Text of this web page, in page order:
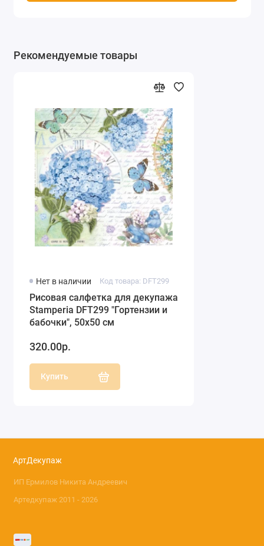
Рекомендуемые товары
Нет в наличии Код товара: DFT299
Рисовая салфетка для декупажа
Stamperia DFT299 "Гортензии и
бабочки", 50х50 см
320.00р.
Купить
АртДекупаж
ИП Ермилов Никита Андреевич
Артедкупаж 2011 - 2026